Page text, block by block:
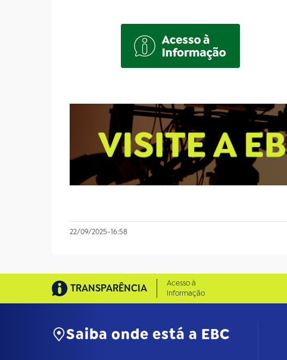
22/09/2025-16:58
TRANSPARÊNCIA
Acesso à
Informação
Saiba onde está a EBC